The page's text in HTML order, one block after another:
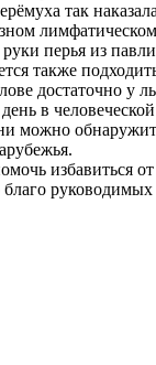
так
перья из
также
достаточно у
в
можно
избавиться
руководимых